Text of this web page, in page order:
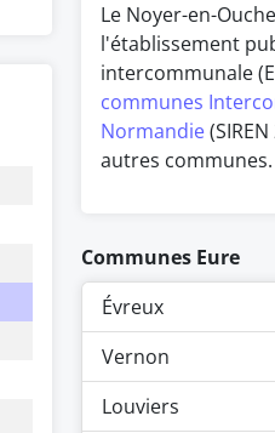
Le Noyer-en-
l'établissement
intercommunale
communes
Normandie
autres communes.
Communes Eure
Évreux
Vernon
Louviers